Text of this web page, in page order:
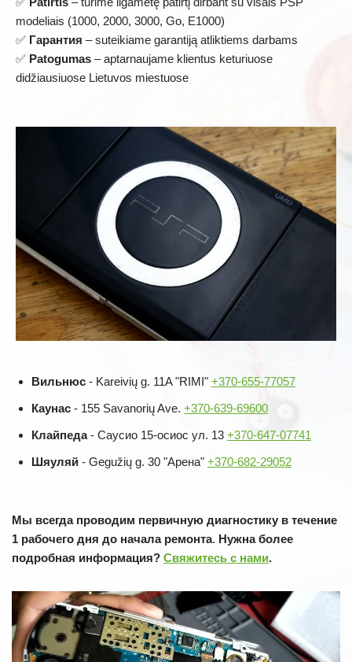
modeliais (1000, 2000, 3000, Go, E1000)
✅ Гарантия – suteikiame garantiją atliktiems darbams
✅ Patogumas – aptarnaujame klientus keturiuose
didžiausiuose Lietuvos miestuose
Вильнюс - Kareivių g. 11A "RIMI" +370-655-77057
Каунас - 155 Savanorių Ave. +370-639-69600
Клайпеда- Саусио 15-осиос ул. 13 +370-647-07741
Шяуляй - Gegužių g. 30 "Арена" +370-682-29052
Мы всегда проводим первичную диагностику в течение
1 рабочего дня до начала ремонта. Нужна более
подробная информация? Свяжитесь с нами.